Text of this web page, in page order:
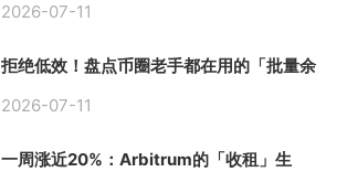
2026-07-11
拒绝低效！盘点币圈老手都在用的「批量余
2026-07-11
一周涨近20%：Arbitrum的「收租」生